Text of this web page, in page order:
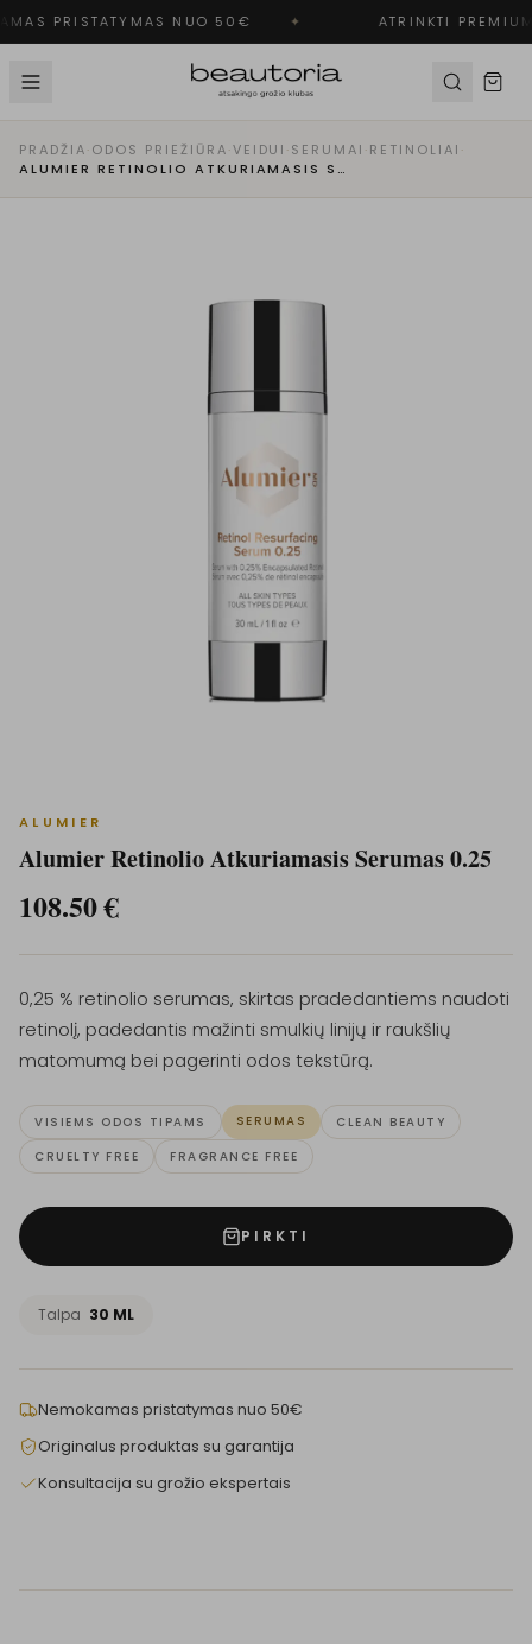
PRISTATYMAS NUO 50€ ✦ ATRINKTI
PRADŽIA·ODOS PRIEŽIŪRA·VEIDUI ·SERUMAI ·RETINOLIAI ·
ALUMIER RETINOLIO ATKURIAMASIS SERUMAS 0.25
ALUMIER
Alumier Retinolio Atkuriamasis Serumas 0.25
108.50€
0,25 % retinolio serumas, skirtas pradedantiems naudoti
retinolį, padedantis mažinti smulkių linijų ir raukšlių
matomumą bei pagerinti odos tekstūrą.
VISIEMS ODOS TIPAMS SERUMAS
CLEAN BEAUTY
CRUELTY FREE
FRAGRANCE FREE
PIRKTI
Talpa 30 ML
Nemokamas pristatymas nuo 50€
Originalus produktas su garantija
Konsultacija su grožio ekspertais